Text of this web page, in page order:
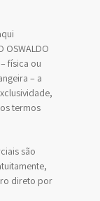
OSWALDO
física ou
– a
termos
são
direto por